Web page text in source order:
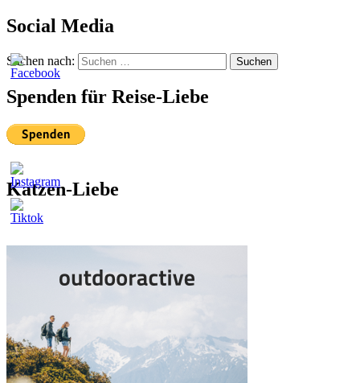
Social Media
Suchen nach: Suchen
Spenden für Reise-Liebe
Katzen-Liebe